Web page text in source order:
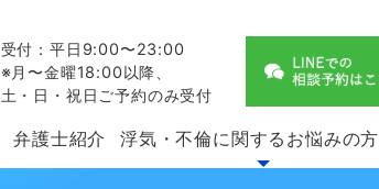
弁護士紹介 浮気・不倫に関するお悩みの方
受付：平日9:00〜23:00
※月〜金曜18:00以降、
土・日・祝日ご予約のみ受付